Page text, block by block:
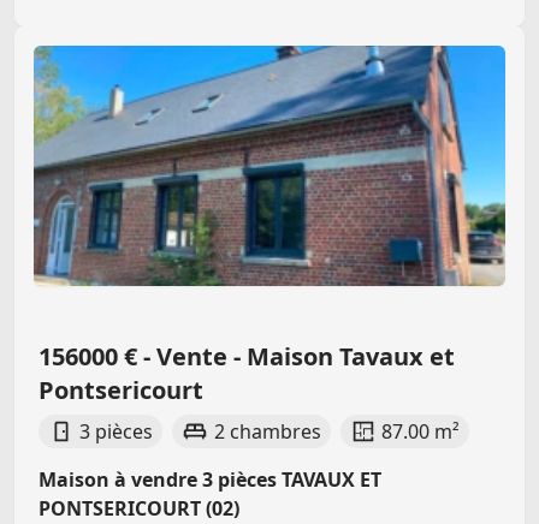
156000 € - Vente - Maison Tavaux et
Pontsericourt
3 pièces 2 chambres
87.00 m²
Maison à vendre 3 pièces TAVAUX ET
PONTSERICOURT (02)